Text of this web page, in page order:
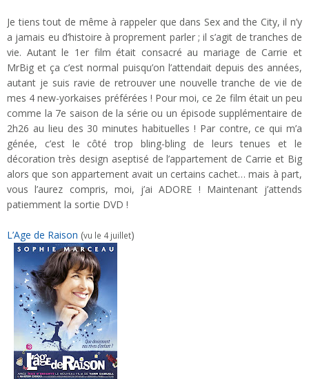
Je tiens tout de même à rappeler que dans Sex and the City, il n’y
a jamais eu d’histoire à proprement parler ; il s’agit de tranches de
vie. Autant le 1er film était consacré au mariage de Carrie et
MrBig et ça c’est normal puisqu’on l’attendait depuis des années,
autant je suis ravie de retrouver une nouvelle tranche de vie de
mes 4 new-yorkaises préférées ! Pour moi, ce 2e film était un peu
comme la 7e saison de la série ou un épisode supplémentaire de
2h26 au lieu des 30 minutes habituelles ! Par contre, ce qui m’a
génée, c’est le côté trop bling-bling de leurs tenues et le
décoration très design aseptisé de l’appartement de Carrie et Big
alors que son appartement avait un certains cachet… mais à part,
vous l’aurez compris, moi, j’ai ADORE ! Maintenant j’attends
patiemment la sortie DVD !
L’Age de Raison (vu le 4 juillet)